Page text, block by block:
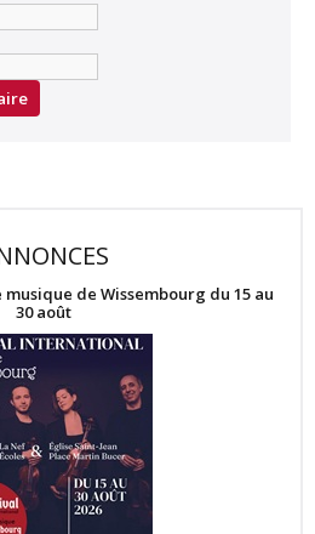
de Wissembourg du 15 au
30 août